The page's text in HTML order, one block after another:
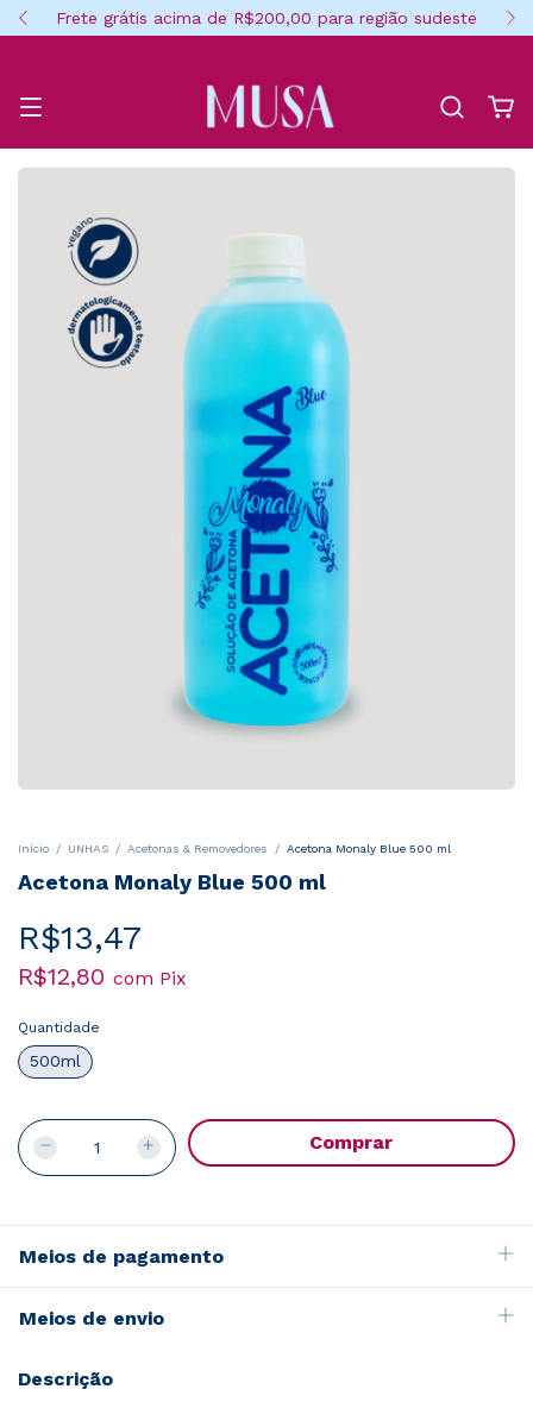
Frete grátis acima de R$200,00 para região sudeste
Início / UNHAS / Acetonas & Removedores / Acetona Monaly Blue 500 ml
Acetona Monaly Blue 500 ml
R$13,47
R$12,80 com Pix
Quantidade
500ml
Meios de pagamento
Meios de envio
Descrição